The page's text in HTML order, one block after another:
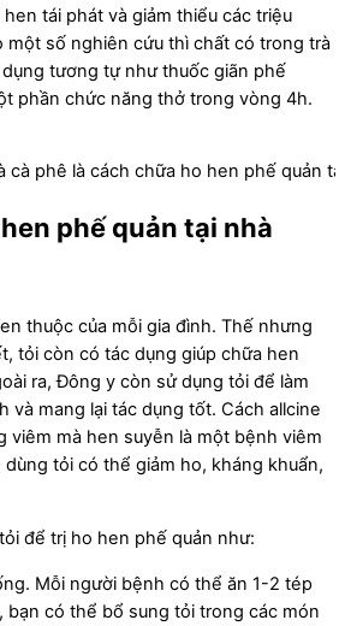
tái phát và giảm thiểu các triệu
một số nghiên cứu thì chất có trong trà
tương tự như thuốc giãn phế
phần chức năng thở trong vòng 4h.
cà phê là cách chữa ho hen phế quản
phế quản tại nhà
thuộc của mỗi gia đình. Thế nhưng
tỏi còn có tác dụng giúp chữa hen
ra, Đông y còn sử dụng tỏi để làm
và mang lại tác dụng tốt. Cách allcine
viêm mà hen suyễn là một bệnh viêm
tỏi có thể giảm ho, kháng khuẩn,
để trị ho hen phế quản như:
Mỗi người bệnh có thể ăn 1-2 tép
bạn có thể bổ sung tỏi trong các món